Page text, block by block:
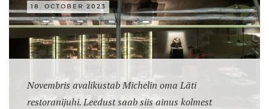
18. OCTOBER 2023
Novembris avalikustab Michelin oma Läti
restoranijuhi. Leedust saab siis ainus kolmest